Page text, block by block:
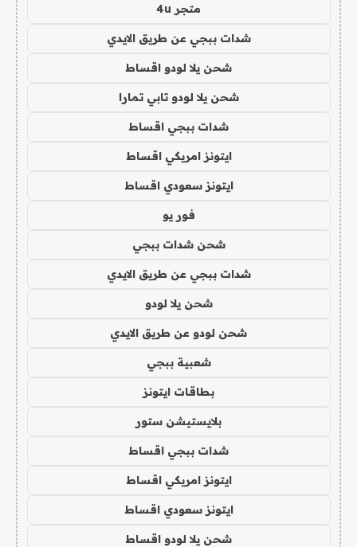
متجر 4u
شدات ببجي عن طريق الايدي
شحن يلا لودو اقساط
شحن يلا لودو تابي تمارا
شدات ببجي اقساط
ايتونز امريكي اقساط
ايتونز سعودي اقساط
فور يو
شحن شدات ببجي
شدات ببجي عن طريق الايدي
شحن يلا لودو
شحن لودو عن طريق الايدي
شعبية ببجي
بطاقات ايتونز
بلايستيشن ستور
شدات ببجي اقساط
ايتونز امريكي اقساط
ايتونز سعودي اقساط
شحن يلا لودو اقساط